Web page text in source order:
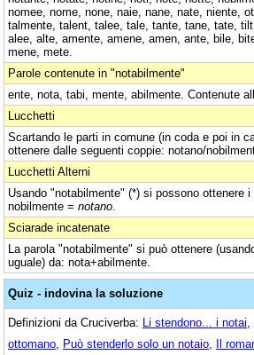
nomee, nome, none, naie, nane, nate, niente,
talmente, talent, talee, tale, tante, tane, tate,
alee, alte, amente, amene, amen, ante, bile,
mene, mete.
Parole contenute in "notabilmente"
ente, nota, tabi, mente, abilmente. Contenute
Lucchetti
Scartando le parti in comune (in coda e poi in
ottenere dalle seguenti coppie: notano/
Lucchetti Alterni
Usando "notabilmente" (*) si possono ottenere
nobilmente = notano
Sciarade incatenate
La parola "notabilmente" si può ottenere
uguale) da: nota+abilmente.
Quiz - indovina la soluzione
Definizioni da Cruciverba: Li stendono... i notai
ottomano Può stenderlo solo un notaio Il